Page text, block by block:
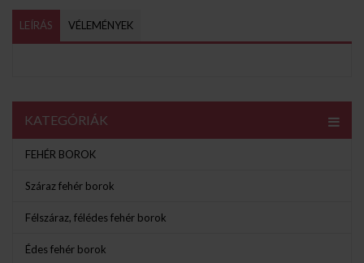
LEÍRÁS VÉLEMÉNYEK
KATEGÓRIÁK
FEHÉR BOROK
Száraz fehér borok
Félszáraz, félédes fehér borok
Édes fehér borok